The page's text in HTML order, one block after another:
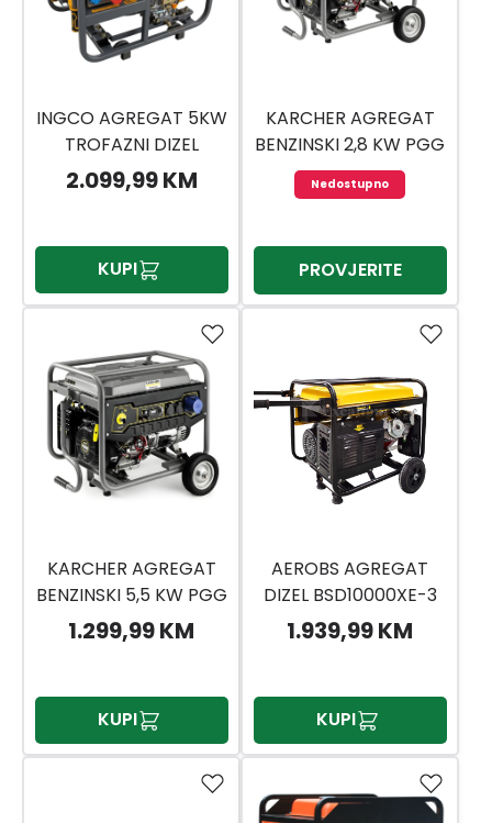
INGCO AGREGAT 5KW
TROFAZNI DIZEL
GDE500032
2.099,99 KM
KUPI
KARCHER AGREGAT
BENZINSKI 2,8 KW PGG
3/1
Nedostupno
PROVJERITE
KARCHER AGREGAT
BENZINSKI 5,5 KW PGG
6/1
1.299,99 KM
KUPI
AEROBS AGREGAT
DIZEL BSD10000XE-3
7KW AVR 220/380
ELEKTRO START
1.939,99 KM
KUPI